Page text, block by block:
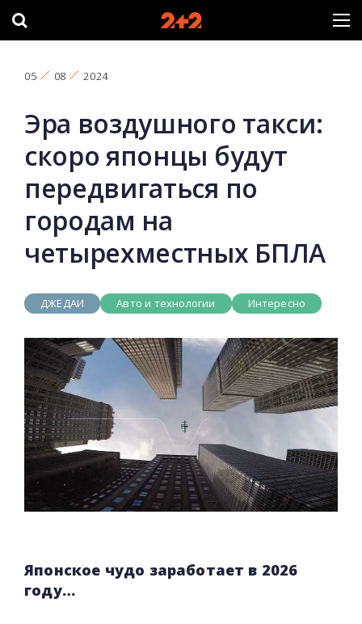
05 08 2024
Эра воздушного такси:
скоро японцы будут
передвигаться по
городам на
четырехместных БПЛА
ДЖЕДАИ Авто и технологии Интересно
Японское чудо заработает в 2026
году…